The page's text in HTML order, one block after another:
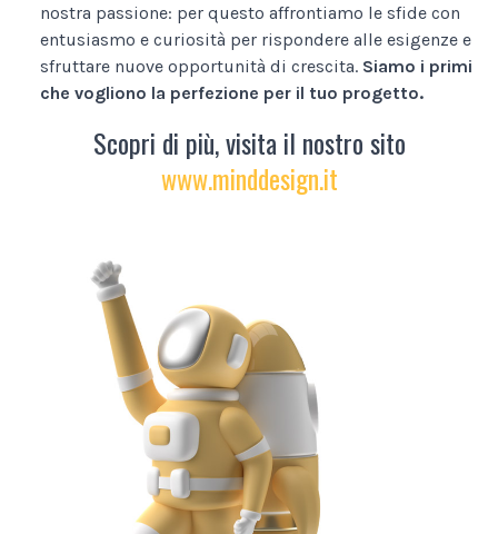
nostra passione: per questo affrontiamo le sfide con
entusiasmo e curiosità per rispondere alle esigenze e
sfruttare nuove opportunità di crescita. Siamo i primi
che vogliono la perfezione per il tuo progetto.
Scopri di più, visita il nostro sito
www.minddesign.it